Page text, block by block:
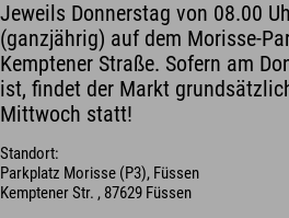
Jeweils Donnerstag von 08.00
(ganzjährig) auf dem Morisse-
Kemptener Straße. Sofern am
ist, findet der Markt
Mittwoch statt!
Standort:
Parkplatz Morisse (P3), Füssen
Kemptener Str. , 87629 Füssen